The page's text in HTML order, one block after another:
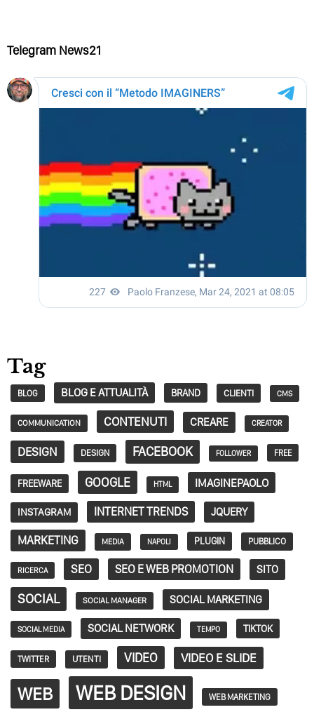
Telegram News21
Tag
BLOG BLOG E ATTUALITÀ BRAND CLIENTI CMS
COMMUNICATION CONTENUTI CREARE CREATOR
DESIGN DESIGN FACEBOOK FOLLOWER FREE
FREEWARE GOOGLE HTML IMAGINEPAOLO
INSTAGRAM INTERNET TRENDS JQUERY
MARKETING MEDIA NAPOLI PLUGIN PUBBLICO
RICERCA SEO SEO E WEB PROMOTION SITO
SOCIAL SOCIAL MANAGER SOCIAL MARKETING
SOCIAL MEDIA SOCIAL NETWORK TEMPO TIKTOK
TWITTER UTENTI VIDEO VIDEO E SLIDE
WEB WEB DESIGN WEB MARKETING